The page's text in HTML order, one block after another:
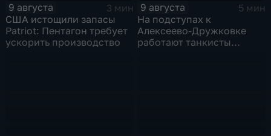
9 августа
3 мин
США истощили запасы
Patriot: Пентагон требует
ускорить производство
9 августа
5 мин
На подступах к
Алексеево-Дружковке
работают танкисты